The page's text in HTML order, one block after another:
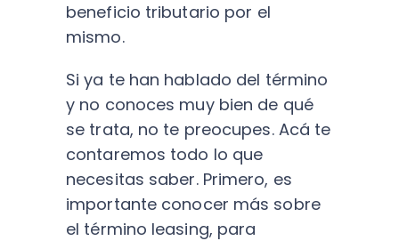
beneficio tributario por el
mismo.
Si ya te han hablado del término
y no conoces muy bien de qué
se trata, no te preocupes. Acá te
contaremos todo lo que
necesitas saber. Primero, es
importante conocer más sobre
el término leasing, para